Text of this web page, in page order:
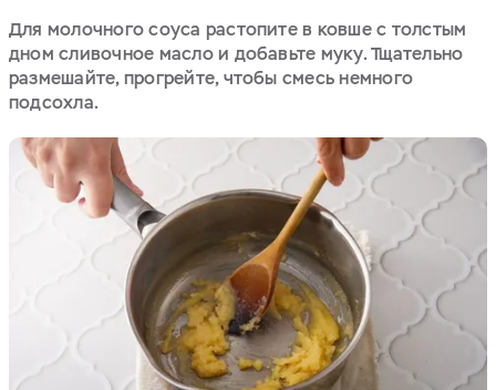
Для молочного соуса растопите в ковше с толстым
дном сливочное масло и добавьте муку. Тщательно
размешайте, прогрейте, чтобы смесь немного
подсохла.